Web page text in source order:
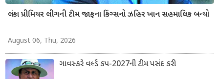
લંકા પ્રીમિયર લીગની ટીમ જાફના કિંગ્સનો ઝહિર ખાન સહમાલિક બન્યો
August 06, Thu, 2026
ગાવસ્કરે વર્લ્ડ કપ-2027ની ટીમ પસંદ કરી